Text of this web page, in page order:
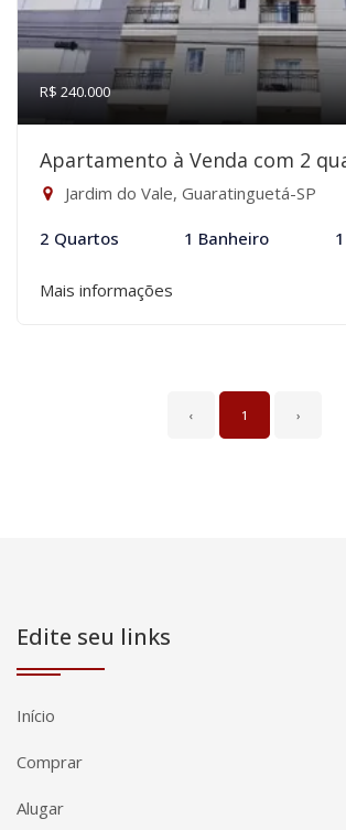
R$ 240.000
Apartamento à Venda com 2
Jardim do Vale, Guaratinguetá-SP
2 Quartos 1 Banheiro
Mais informações
‹ 1 ›
Edite seu links
Início
Comprar
Alugar